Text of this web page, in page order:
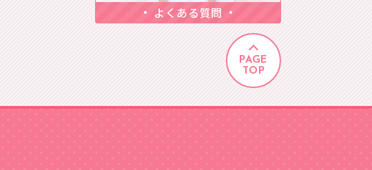
よくある質問
PAGE
TOP